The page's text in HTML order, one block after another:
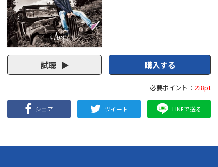
試聴 購入する
必要ポイント： 238pt
シェア ツイート LINEで送る